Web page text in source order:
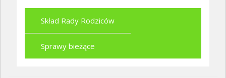
Skład Rady Rodziców
Sprawy bieżące